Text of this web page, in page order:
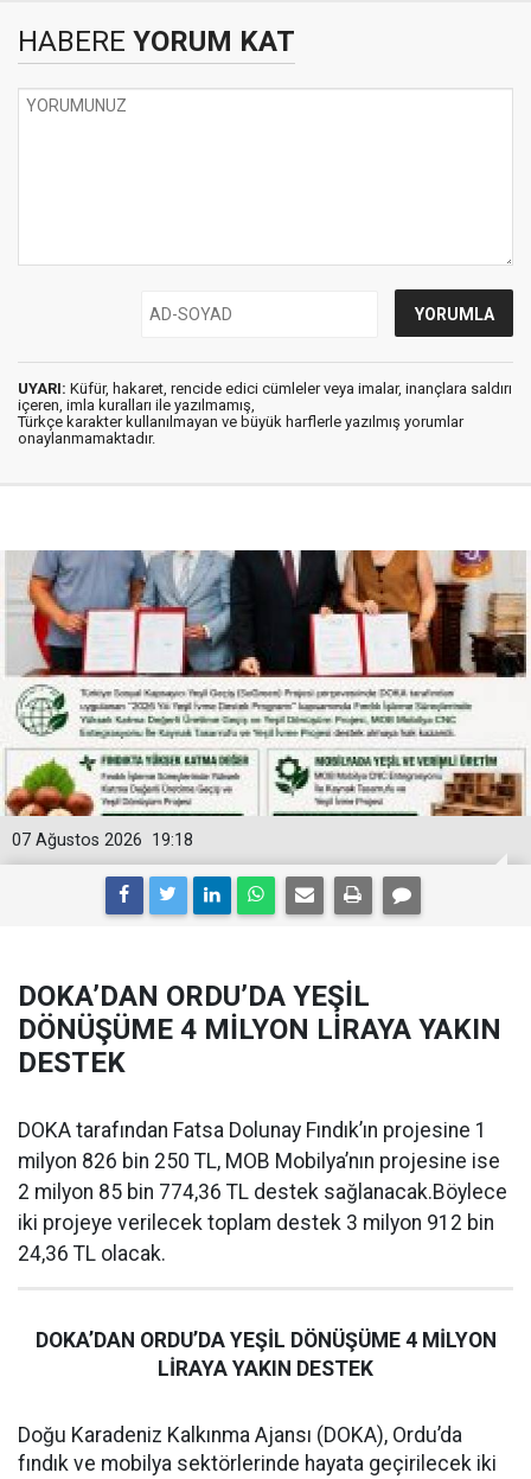
HABERE YORUM KAT
UYARI: Küfür, hakaret, rencide edici cümleler veya imalar, inançlara saldırı
içeren, imla kuralları ile yazılmamış,
Türkçe karakter kullanılmayan ve büyük harflerle yazılmış yorumlar
onaylanmamaktadır.
19:18
07 Ağustos 2026
DOKA’DAN ORDU’DA YEŞİL
DÖNÜŞÜME 4 MİLYON LİRAYA YAKIN
DESTEK
DOKA tarafından Fatsa Dolunay Fındık’ın projesine 1
milyon 826 bin 250 TL, MOB Mobilya’nın projesine ise
2 milyon 85 bin 774,36 TL destek sağlanacak.Böylece
iki projeye verilecek toplam destek 3 milyon 912 bin
24,36 TL olacak.
DOKA’DAN ORDU’DA YEŞİL DÖNÜŞÜME 4 MİLYON
LİRAYA YAKIN DESTEK
Doğu Karadeniz Kalkınma Ajansı (DOKA), Ordu’da
fındık ve mobilya sektörlerinde hayata geçirilecek iki